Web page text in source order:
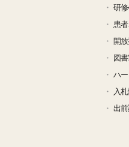
研
患
開
図
ハ
入
出前